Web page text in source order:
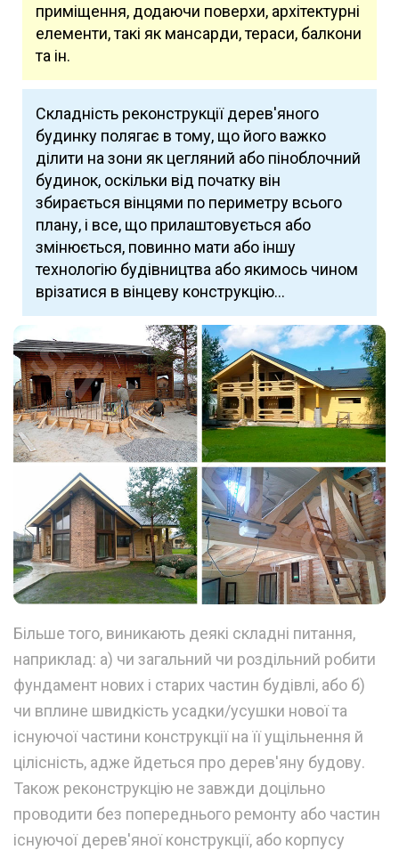
приміщення, додаючи поверхи, архітектурні
елементи, такі як мансарди, тераси, балкони
та ін.
Складність реконструкції дерев'яного
будинку полягає в тому, що його важко
ділити на зони як цегляний або піноблочний
будинок, оскільки від початку він
збирається вінцями по периметру всього
плану, і все, що прилаштовується або
змінюється, повинно мати або іншу
технологію будівництва або якимось чином
врізатися в вінцеву конструкцію…
Більше того, виникають деякі складні питання,
наприклад: а) чи загальний чи роздільний робити
фундамент нових і старих частин будівлі, або б)
чи вплине швидкість усадки/усушки нової та
існуючої частини конструкції на її ущільнення й
цілісність, адже йдеться про дерев'яну будову.
Також реконструкцію не завжди доцільно
проводити без попереднього ремонту або частин
існуючої дерев'яної конструкції, або корпусу